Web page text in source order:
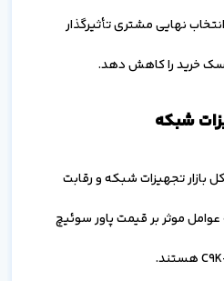
نهایی مشتری تأثیرگذار
خرید را کاهش دهد.
بازار تجهیزات شبکه و رقابت
موثر بر قیمت پاور سوئیچ